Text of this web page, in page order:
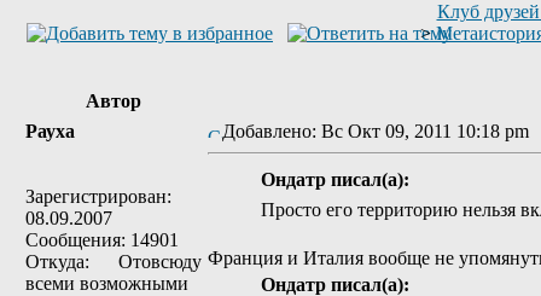
Клуб
>
Автор
Рауха
Зарегистрирован:
08.09.2007
Сообщения: 14901
Откуда: Отовсюду
всеми возможными
Добавлено: Вс Окт 09, 2011 10:18
Ондатр писал(а):
Просто его территорию нельзя
Франция и Италия вообще не
Ондатр писал(а):